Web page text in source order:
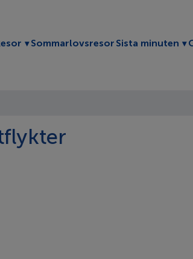
Toggle submenu
Sommarlovsresor Sista minuten